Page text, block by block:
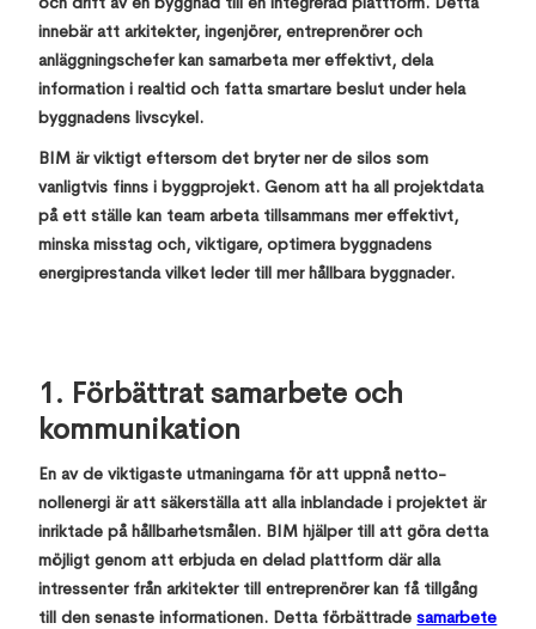
innebär att arkitekter, ingenjörer, entreprenörer och
anläggningschefer kan samarbeta mer effektivt, dela
information i realtid och fatta smartare beslut under hela
byggnadens livscykel.
BIM är viktigt eftersom det bryter ner de silos som
vanligtvis finns i byggprojekt. Genom att ha all projektdata
på ett ställe kan team arbeta tillsammans mer effektivt,
minska misstag och, viktigare, optimera byggnadens
energiprestanda vilket leder till mer hållbara byggnader.
1. Förbättrat samarbete och
kommunikation
En av de viktigaste utmaningarna för att uppnå netto-
nollenergi är att säkerställa att alla inblandade i projektet är
inriktade på hållbarhetsmålen. BIM hjälper till att göra detta
möjligt genom att erbjuda en delad plattform där alla
intressenter från arkitekter till entreprenörer kan få tillgång
till den senaste informationen. Detta förbättradesamarbete